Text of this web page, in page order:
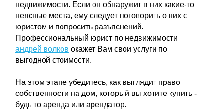
недвижимости. Если он обнаружит в них какие-то
неясные места, ему следует поговорить о них с
юристом и попросить разъяснений.
Профессиональный юрист по недвижимости
андрей волков окажет Вам свои услуги по
выгодной стоимости.
На этом этапе убедитесь, как выглядит право
собственности на дом, который вы хотите купить -
будь то аренда или арендатор.